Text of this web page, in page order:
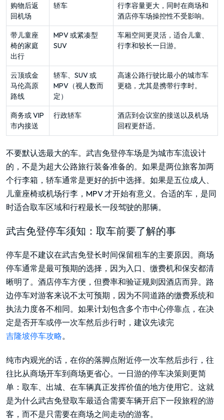
购物后返
回机场
轿车
行李容量更大，同时在商场和
酒店停车场操控性不受影响。
带儿童座
椅的家庭
出行
MPV 或紧凑型
SUV
车厢空间更灵活，适合儿童、
行李和较长一日游。
云顶或金
马伦高原
路线
轿车、SUV 或
MPV（视人数而
定）
高速公路行驶比最小的城市车
更稳，尤其是携带行李时。
商务或 VIP
市内接送
行政轿车
酒店到会议室的接送以及机场
回程更舒适。
不要默认选最大的车。武吉免登停车场是为城市车流设计
的，不是为超大公路旅行装备准备的。如果是两位旅客加两
个行李箱，轿车通常是更好的折中选择。如果是五位成人、
儿童座椅或机场行李，MPV 才开始有意义。合适的车，是同
时适合取车区域和行程最长一段驾驶的那辆。
武吉免登停车须知：取车前要了解的事
停车是不建议在武吉免登长时间保留租车的主要原因。商场
停车通常是最可预期的选择，因为入口、缴费机和保安都清
晰明了。酒店停车方便，但费率和验证规则因酒店而异。路
边停车对游客来说不太可预期，因为不同道路的缴费系统和
执法力度各不相同。如果计划包含多个市中心停靠点，在决
定是否开车或停一次车然后步行时，建议先读完
吉隆坡停车攻略。
纯市内观光的话，在你的落脚点附近停一次车然后步行，往
往比从商场开车到商场更省心。一日游的停车决策则更简
单：取车、出城、在车辆真正发挥价值的地方使用它。这就
是为什么武吉免登取车最适合需要车辆开启下一段旅程的游
客，而不是只需要在商场之间走动的游客。